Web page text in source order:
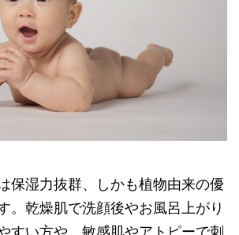
保湿力抜群、しかも植物由来の優
。乾燥肌で洗顔後やお風呂上がり
すい方や、敏感肌やアトピーで刺